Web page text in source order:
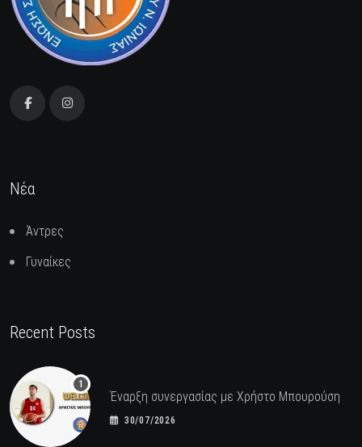
Νέα
Άντρες
Γυναίκες
Recent Posts
Έναρξη συνεργασίας με Χρήστο Μπουρούση
30/07/2026